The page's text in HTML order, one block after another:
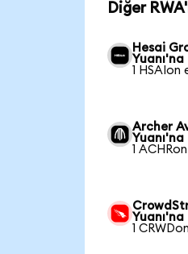
Diğer
Hesai
Yuanı'na
1 HSAIon
Archer
Yuanı'na
1
Yuanı'na
1